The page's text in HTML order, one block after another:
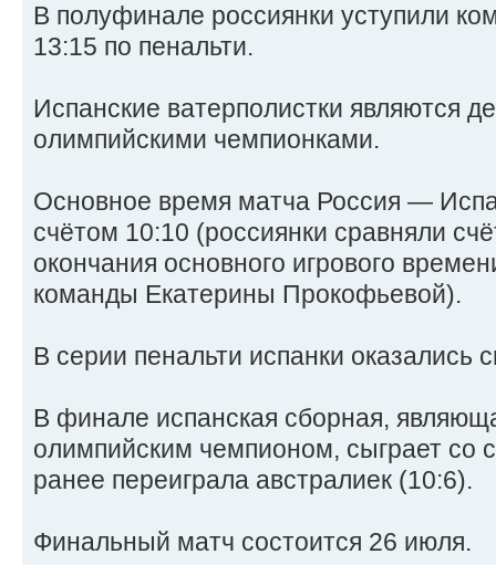
В полуфинале россиянки уступили
13:15 по пенальти.
Испанские ватерполистки являются
олимпийскими чемпионками.
Основное время матча Россия —
счётом 10:10 (россиянки сравняли
окончания основного игрового
команды Екатерины Прокофьевой).
В серии пенальти испанки оказались
В финале испанская сборная,
олимпийским чемпионом, сыграет со
ранее переиграла австралиек (10:6).
Финальный матч состоится 26 июля.